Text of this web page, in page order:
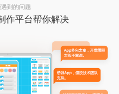
到的问题
作平台帮你解决